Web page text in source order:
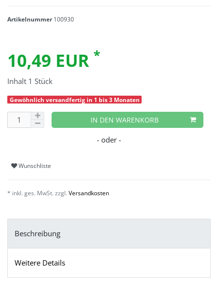
Artikelnummer100930
10,49 EUR *
Inhalt 1 Stück
Gewöhnlich versandfertig in 1 bis 3 Monaten
IN DEN WARENKORB
Wunschliste
* inkl. ges. MwSt. zzgl. Versandkosten
Beschreibung
Weitere Details